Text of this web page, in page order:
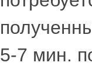
5-7 мин.